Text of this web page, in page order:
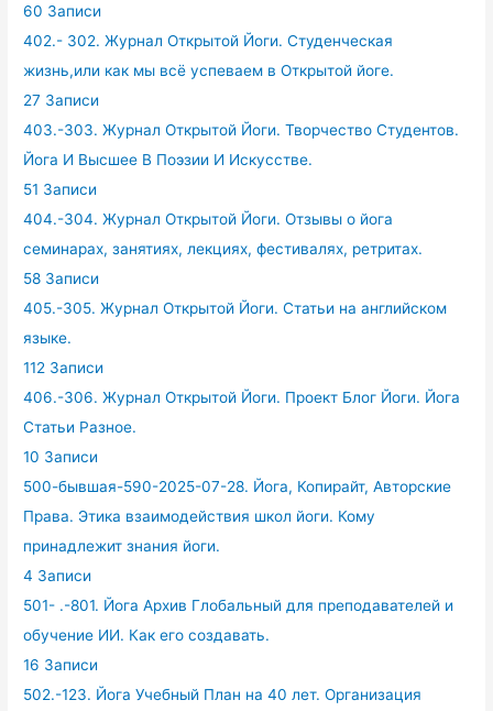
60 Записи
402.- 302. Журнал Открытой Йоги. Студенческая
жизнь,или как мы всё успеваем в Открытой йоге.
27 Записи
403.-303. Журнал Открытой Йоги. Творчество Студентов.
Йога И Высшее В Поэзии И Искусстве.
51 Записи
404.-304. Журнал Открытой Йоги. Отзывы о йога
семинарах, занятиях, лекциях, фестивалях, ретритах.
58 Записи
405.-305. Журнал Открытой Йоги. Статьи на английском
языке.
112 Записи
406.-306. Журнал Открытой Йоги. Проект Блог Йоги. Йога
Статьи Разное.
10 Записи
500-бывшая-590-2025-07-28. Йога, Копирайт, Авторские
Права. Этика взаимодействия школ йоги. Кому
принадлежит знания йоги.
4 Записи
501- .-801. Йога Архив Глобальный для преподавателей и
обучение ИИ. Как его создавать.
16 Записи
502.-123. Йога Учебный План на 40 лет. Организация